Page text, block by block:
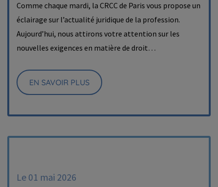
Comme chaque mardi, la CRCC de Paris vous propose un
éclairage sur l’actualité juridique de la profession.
Aujourd’hui, nous attirons votre attention sur les
nouvelles exigences en matière de droit…
EN SAVOIR PLUS
Le 01 mai 2026